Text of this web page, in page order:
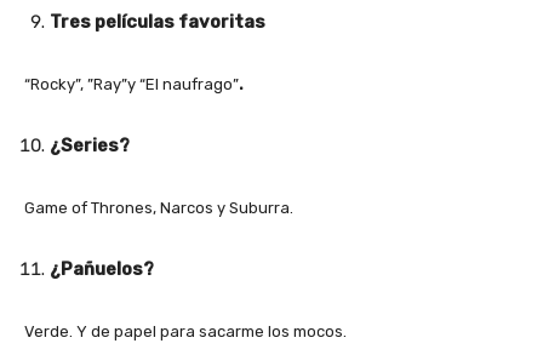
Tres películas favoritas
“Rocky”, ”Ray”y “El naufrago”.
¿Series?
Game of Thrones, Narcos y Suburra.
¿Pañuelos?
Verde. Y de papel para sacarme los mocos.